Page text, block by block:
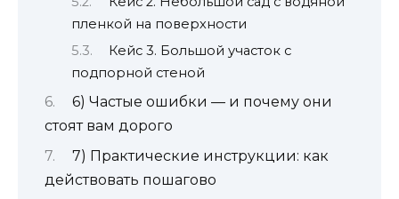
пленкой на поверхности
Кейс 3. Большой участок с
подпорной стеной
6) Частые ошибки — и почему они
стоят вам дорого
7) Практические инструкции: как
действовать пошагово